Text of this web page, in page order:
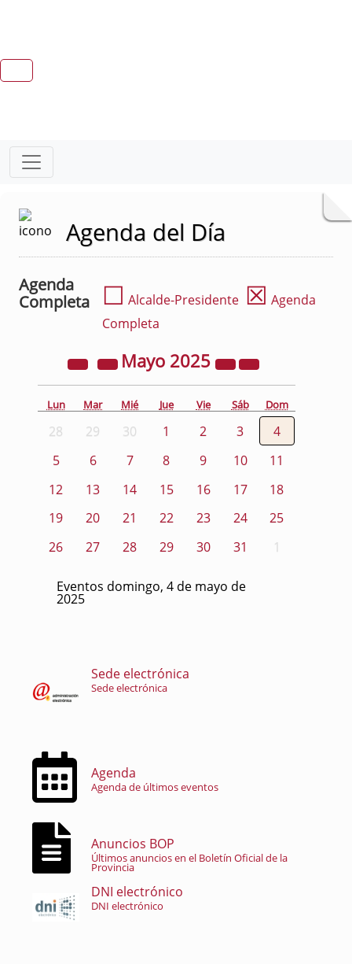
Agenda del Día
Agenda
Completa
☐ Alcalde-Presidente ☒ Agenda
Completa
Mayo 2025
Lun Mar Mié Jue Vie Sáb Dom
28 29 30 1 2 3
4
5
6 7 8 9 10
11
12
13 14 15 16 17
18
19
20 21 22 23 24
25
26
27 28 29 30 31 1
Eventos domingo, 4 de mayo de
2025
Sede electrónica
Sede electrónica
Agenda
Agenda de últimos eventos
Anuncios BOP
Últimos anuncios en el Boletín Oficial de la
Provincia
DNI electrónico
DNI electrónico